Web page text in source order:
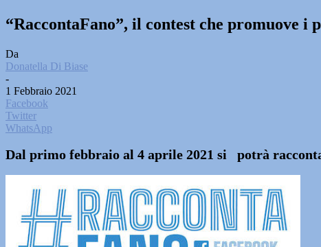
“RaccontaFano”, il contest che promuove
Da
Donatella Di Biase
-
1 Febbraio 2021
Facebook
Twitter
WhatsApp
Dal primo febbraio al 4 aprile 2021 si potrà